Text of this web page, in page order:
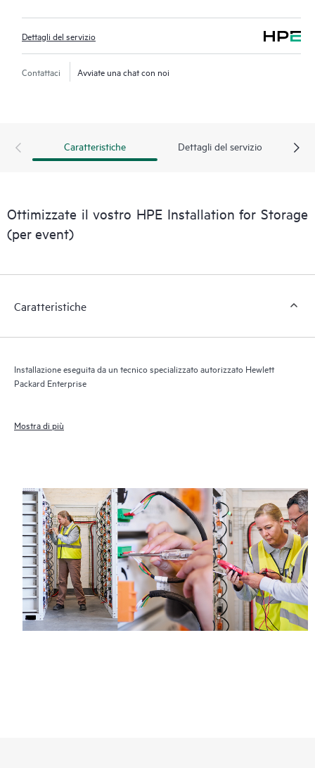
Dettagli del servizio
Contattaci Avviate una chat con noi
Caratteristiche Dettagli del servizio
Ottimizzate il vostro HPE Installation for Storage
(per event)
Caratteristiche
Installazione eseguita da un tecnico specializzato autorizzato Hewlett
Packard Enterprise
Mostra di più